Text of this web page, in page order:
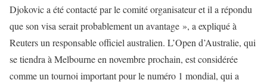
Djokovic a été contacté par le comité organisateur et il a répondu
que son visa serait probablement un avantage », a expliqué à
Reuters un responsable officiel australien. L’Open d’Australie, qui
se tiendra à Melbourne en novembre prochain, est considérée
comme un tournoi important pour le numéro 1 mondial, qui a